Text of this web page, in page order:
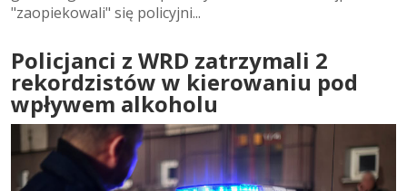
"zaopiekowali" się policyjni...
Policjanci z WRD zatrzymali 2
rekordzistów w kierowaniu pod
wpływem alkoholu